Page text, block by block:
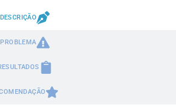
DESCRIÇÃO
PROBLEMA